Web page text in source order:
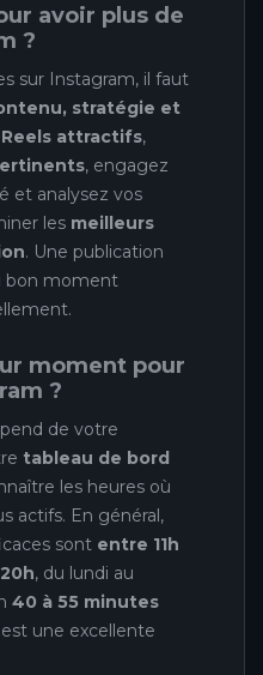
avoir plus de
?
sur Instagram, il faut
stratégie et
Reels attractifs,
, engagez
et analysez vos
les meilleurs
. Une publication
bon moment
moment pour
?
de votre
tableau de bord
les heures où
actifs. En général,
sont entre 11h
, du lundi au
40 à 55 minutes
est une excellente